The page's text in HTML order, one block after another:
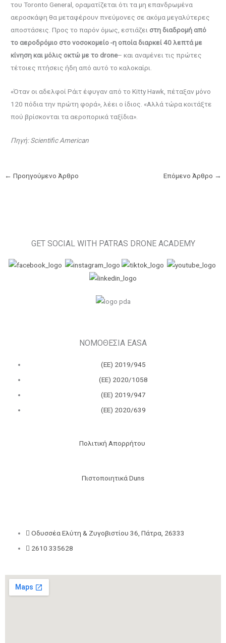
του Toronto General, οραματίζεται ότι τα μη επανδρωμένα
αεροσκάφη θα μεταφέρουν πνεύμονες σε ακόμα μεγαλύτερες
αποστάσεις. Προς το παρόν όμως, εστιάζει στη διαδρομή από
το αεροδρόμιο στο νοσοκομείο -η οποία διαρκεί 40 λεπτά με
κίνηση και μόλις οκτώ με το drone– και αναμένει τις πρώτες
τέτοιες πτήσεις ήδη από αυτό το καλοκαίρι.
«Όταν οι αδελφοί Ράιτ έφυγαν από το Kitty Hawk, πέταξαν μόνο
120 πόδια την πρώτη φορά», λέει ο ίδιος. «Αλλά τώρα κοιτάξτε
πού βρίσκονται τα αεροπορικά ταξίδια».
Πηγή: Scientific American
← Προηγούμενο Άρθρο Επόμενο Άρθρο →
GET SOCIAL WITH PATRAS DRONE ACADEMY
ΝΟΜΟΘΕΣΙΑ EASA
(ΕΕ) 2019/945
(ΕΕ) 2020/1058
(ΕΕ) 2019/947
(ΕΕ) 2020/639
Πολιτική Απορρήτου
Πιστοποιητικά Duns
Οδυσσέα Ελύτη & Ζυγοβιστίου 36, Πάτρα, 26333
2610 335628